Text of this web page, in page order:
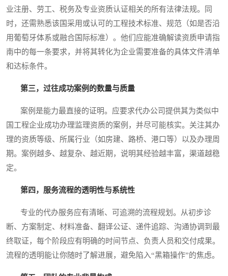
业注册、劳工、税务及专业资质认证相关的所有法律法规。同
时，还需熟悉该国采用或认可的工程技术标准、规范（如是否沿
用葡萄牙体系或融合国际标准）。他们应能准确解读资质申请指
南中的每一条要求，并将其转化为企业需要准备的具体文件清单
和达标条件。
第三，过往成功案例的数量与质量
案例是能力最直接的证明。应要求代办公司提供其为类似中
国工程企业成功办理监理资质的案例，并尽可能核实。关注其办
理的资质等级、所属行业（如房建、路桥、港口等）以及办理周
期。案例越多、越复杂、越近期，说明其经验越丰富，渠道越稳
定。
第四，服务流程的透明性与系统性
专业的代办服务应有清晰、可追溯的流程规划。从初步诊
断、方案制定、材料准备、翻译公证、递件追踪、沟通协调到最
终取证，每个阶段应有明确的时间节点、负责人员和交付成果。
流程的透明能让你随时了解进展，避免陷入“黑箱操作”的焦虑。